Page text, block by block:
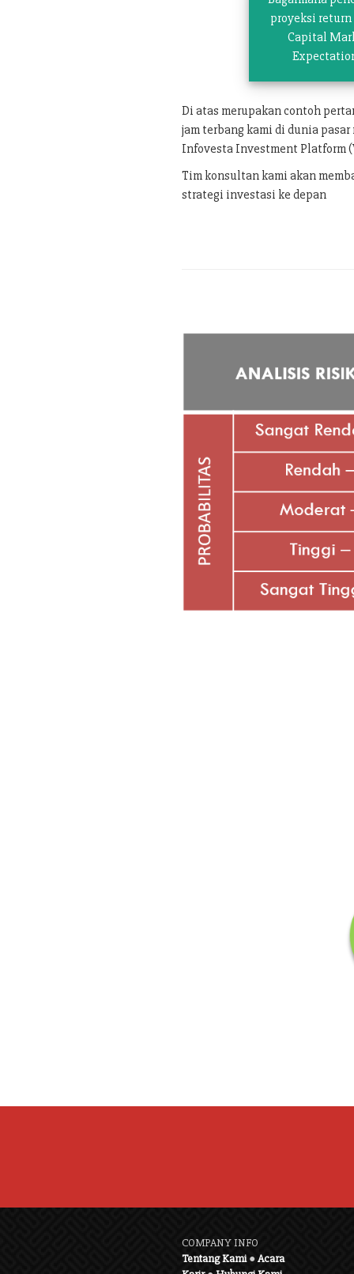
proyeksi return
Capital
Di atas merupakan contoh
jam terbang kami di dunia
Infovesta Investment Platform
Tim konsultan kami akan
strategi investasi ke depan
COMPANY INFO
Tentang Kami●Acara